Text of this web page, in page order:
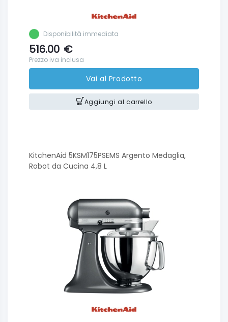
Disponibilità immediata
516.00 €
Prezzo iva inclusa
Vai al Prodotto
Aggiungi al carrello
KitchenAid 5KSM175PSEMS Argento Medaglia,
Robot da Cucina 4,8 L